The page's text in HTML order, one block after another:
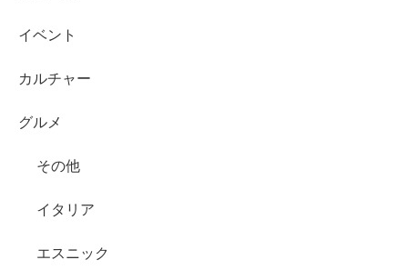
イベント
カルチャー
グルメ
その他
イタリア
エスニック